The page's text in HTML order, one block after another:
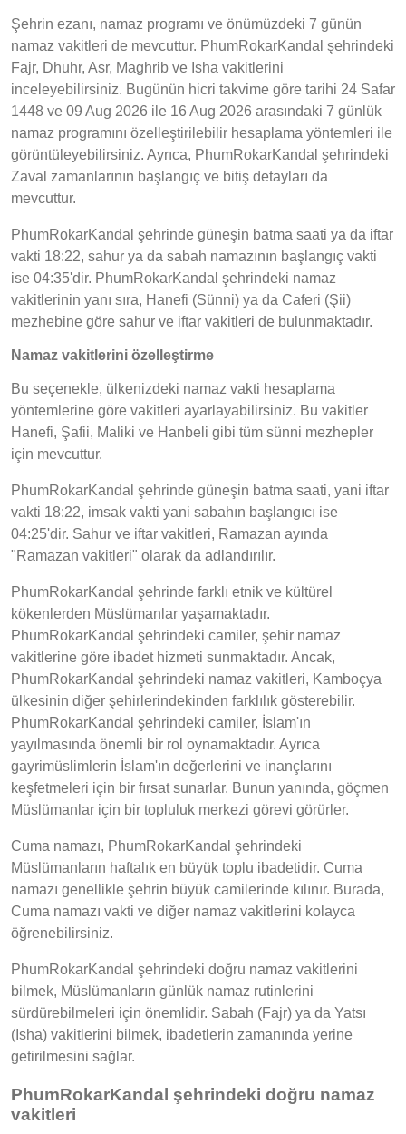
Şehrin ezanı, namaz programı ve önümüzdeki 7 günün
namaz vakitleri de mevcuttur. PhumRokarKandal şehrindeki
Fajr, Dhuhr, Asr, Maghrib ve Isha vakitlerini
inceleyebilirsiniz. Bugünün hicri takvime göre tarihi 24 Safar
1448 ve 09 Aug 2026 ile 16 Aug 2026 arasındaki 7 günlük
namaz programını özelleştirilebilir hesaplama yöntemleri ile
görüntüleyebilirsiniz. Ayrıca, PhumRokarKandal şehrindeki
Zaval zamanlarının başlangıç ve bitiş detayları da
mevcuttur.
PhumRokarKandal şehrinde güneşin batma saati ya da iftar
vakti 18:22, sahur ya da sabah namazının başlangıç vakti
ise 04:35'dir. PhumRokarKandal şehrindeki namaz
vakitlerinin yanı sıra, Hanefi (Sünni) ya da Caferi (Şii)
mezhebine göre sahur ve iftar vakitleri de bulunmaktadır.
Namaz vakitlerini özelleştirme
Bu seçenekle, ülkenizdeki namaz vakti hesaplama
yöntemlerine göre vakitleri ayarlayabilirsiniz. Bu vakitler
Hanefi, Şafii, Maliki ve Hanbeli gibi tüm sünni mezhepler
için mevcuttur.
PhumRokarKandal şehrinde güneşin batma saati, yani iftar
vakti 18:22, imsak vakti yani sabahın başlangıcı ise
04:25'dir. Sahur ve iftar vakitleri, Ramazan ayında
"Ramazan vakitleri" olarak da adlandırılır.
PhumRokarKandal şehrinde farklı etnik ve kültürel
kökenlerden Müslümanlar yaşamaktadır.
PhumRokarKandal şehrindeki camiler, şehir namaz
vakitlerine göre ibadet hizmeti sunmaktadır. Ancak,
PhumRokarKandal şehrindeki namaz vakitleri, Kamboçya
ülkesinin diğer şehirlerindekinden farklılık gösterebilir.
PhumRokarKandal şehrindeki camiler, İslam'ın
yayılmasında önemli bir rol oynamaktadır. Ayrıca
gayrimüslimlerin İslam'ın değerlerini ve inançlarını
keşfetmeleri için bir fırsat sunarlar. Bunun yanında, göçmen
Müslümanlar için bir topluluk merkezi görevi görürler.
Cuma namazı, PhumRokarKandal şehrindeki
Müslümanların haftalık en büyük toplu ibadetidir. Cuma
namazı genellikle şehrin büyük camilerinde kılınır. Burada,
Cuma namazı vakti ve diğer namaz vakitlerini kolayca
öğrenebilirsiniz.
PhumRokarKandal şehrindeki doğru namaz vakitlerini
bilmek, Müslümanların günlük namaz rutinlerini
sürdürebilmeleri için önemlidir. Sabah (Fajr) ya da Yatsı
(Isha) vakitlerini bilmek, ibadetlerin zamanında yerine
getirilmesini sağlar.
PhumRokarKandal şehrindeki doğru namaz
vakitleri